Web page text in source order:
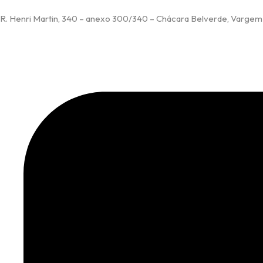
R. Henri Martin, 340 – anexo 300/340 – Chácara Belverde,